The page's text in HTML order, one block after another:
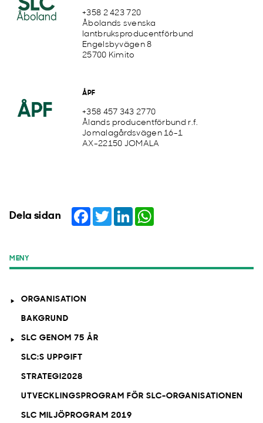
+358 2 423 720
Åbolands svenska
lantbruksproducentförbund
Engelsbyvägen 8
25700 Kimito
ÅPF
+358 457 343 2770
Ålands producentförbund r.f.
Jomalagårdsvägen 16-1
AX-22150 JOMALA
Dela sidan Facebook
TwitterLinkedIn
MENY
ORGANISATION
BAKGRUND
SLC GENOM 75 ÅR
SLC:S UPPGIFT
STRATEGI2028
UTVECKLINGSPROGRAM FÖR SLC-ORGANISATIONEN
SLC MILJÖPROGRAM 2019